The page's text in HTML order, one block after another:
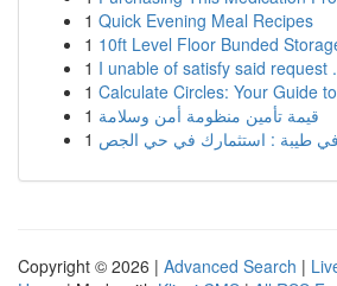
1 Quick Evening Meal Recipes
1 10ft Level Floor Bunded
1 I unable of satisfy said request
1 Calculate Circles: Your Guide
1 قيمة تأمين منظومة أمن وسلامة
1
Copyright © 2026 | Advanced Search |